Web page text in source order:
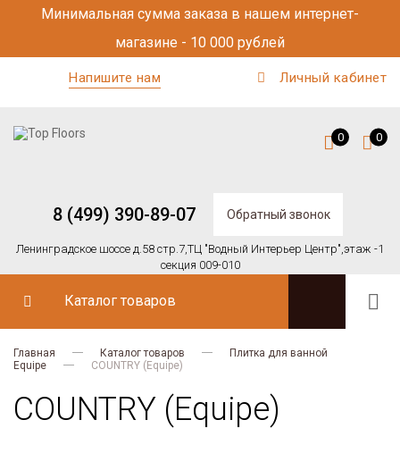
Минимальная сумма заказа в нашем интернет-
магазине - 10 000 рублей
Напишите нам Личный кабинет
8 (499) 390-89-07 Обратный звонок
Ленинградское шоссе д.58 стр.7,ТЦ "Водный Интерьер Центр",этаж -1
секция 009-010
0 0
Каталог товаров
Главная Каталог товаров
Плитка для ванной
Equipe
COUNTRY (Equipe)
COUNTRY (Equipe)